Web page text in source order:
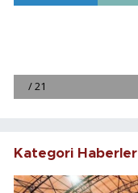
Kategori Haberler